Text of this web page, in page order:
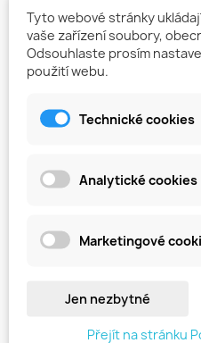
Tyto webové stránky
vaše zařízení soubory,
Odsouhlaste prosím
použití webu.
Technické cookies
Analytické cookies
Marketingové
Jen nezbytné
Přejít na stránku